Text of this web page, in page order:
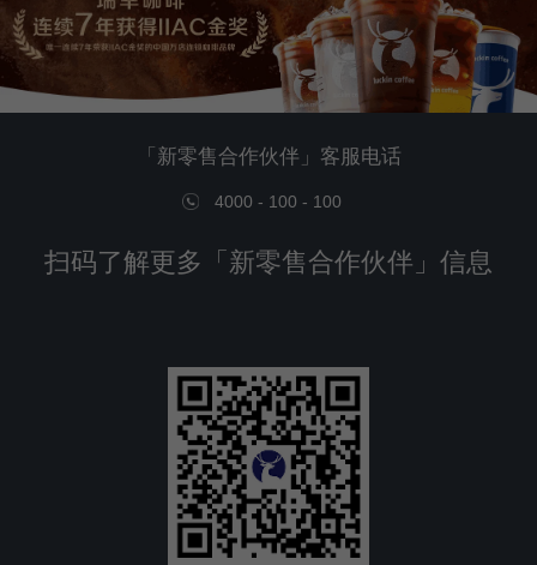
「新零售合作伙伴」客服电话
4000 - 100 - 100
扫码了解更多「新零售合作伙伴」信息